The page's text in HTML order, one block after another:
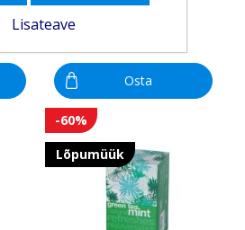
Osta
Lõpumüük
-60%
Lisateave